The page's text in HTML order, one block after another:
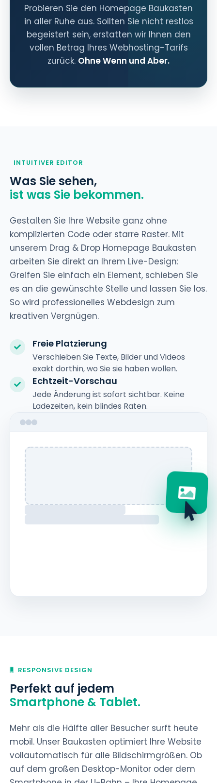
Probieren Sie den Homepage Baukasten
in aller Ruhe aus. Sollten Sie nicht restlos
begeistert sein, erstatten wir Ihnen den
vollen Betrag Ihres Webhosting-Tarifs
zurück. Ohne Wenn und Aber.
INTUITIVER EDITOR
Was Sie sehen,
ist was Sie bekommen.
Gestalten Sie Ihre Website ganz ohne
komplizierten Code oder starre Raster. Mit
unserem Drag & Drop Homepage Baukasten
arbeiten Sie direkt an Ihrem Live-Design:
Greifen Sie einfach ein Element, schieben Sie
es an die gewünschte Stelle und lassen Sie los.
So wird professionelles Webdesign zum
kreativen Vergnügen.
Freie Platzierung
Verschieben Sie Texte, Bilder und Videos
exakt dorthin, wo Sie sie haben wollen.
Echtzeit-Vorschau
Jede Änderung ist sofort sichtbar. Keine
Ladezeiten, kein blindes Raten.
RESPONSIVE DESIGN
Perfekt auf jedem
Smartphone & Tablet.
Mehr als die Hälfte aller Besucher surft heute
mobil. Unser Baukasten optimiert Ihre Website
vollautomatisch für alle Bildschirmgrößen. Ob
auf dem großen Desktop-Monitor oder dem